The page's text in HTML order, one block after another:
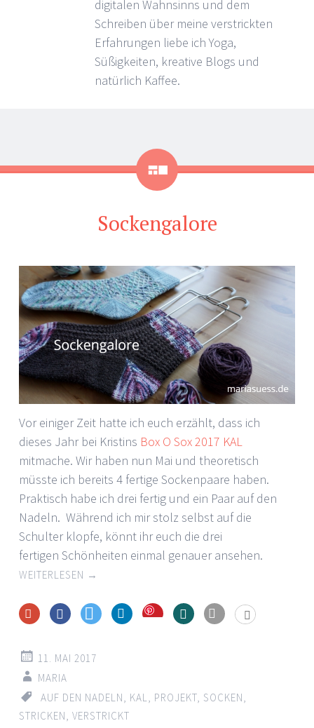
digitalen Wahnsinns und dem
Schreiben über meine verstrickten
Erfahrungen liebe ich Yoga,
Süßigkeiten, kreative Blogs und
natürlich Kaffee.
Galerie
Sockengalore
Vor einiger Zeit hatte ich euch erzählt, dass ich
dieses Jahr bei Kristins Box O Sox 2017 KAL
mitmache. Wir haben nun Mai und theoretisch
müsste ich bereits 4 fertige Sockenpaare haben.
Praktisch habe ich drei fertig und ein Paar auf den
Nadeln. Während ich mir stolz selbst auf die
Schulter klopfe, könnt ihr euch die drei
fertigen Schönheiten einmal genauer ansehen.
WEITERLESEN →
Save
11. MAI 2017
MARIA
AUF DEN NADELN, KAL, PROJEKT, SOCKEN,
STRICKEN, VERSTRICKT